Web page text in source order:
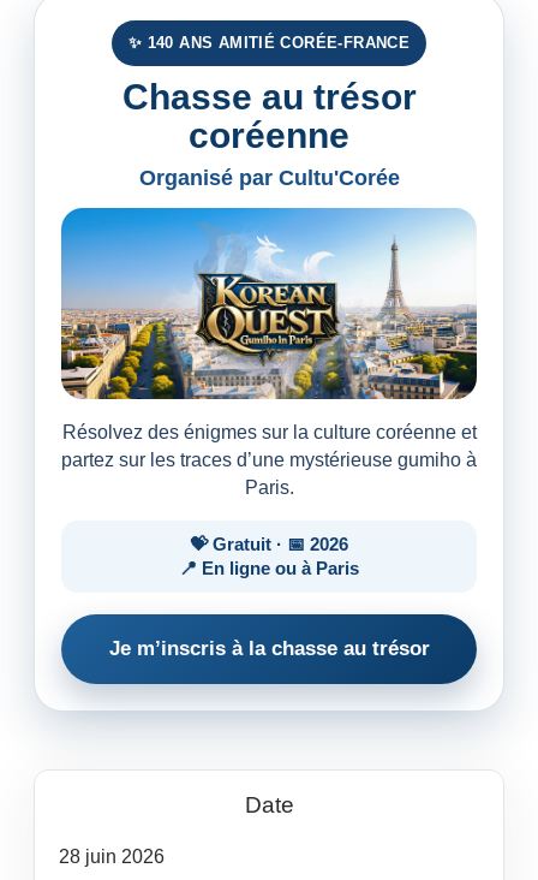
✨ 140 ANS AMITIÉ CORÉE-FRANCE
Chasse au trésor
coréenne
Organisé par Cultu'Corée
Résolvez des énigmes sur la culture coréenne et
partez sur les traces d’une mystérieuse gumiho à
Paris.
💝 Gratuit · 📅 2026
📍 En ligne ou à Paris
Je m’inscris à la chasse au trésor
Date
28 juin 2026